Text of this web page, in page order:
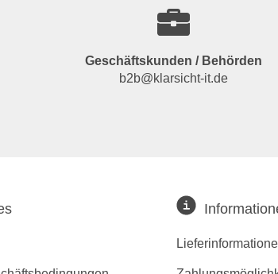
Geschäftskunden / Behörden
b2b@klarsicht-it.de